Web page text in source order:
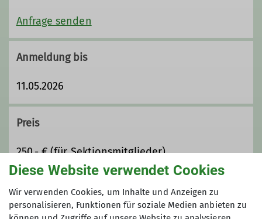
Anfrage senden
Anmeldung bis
11.05.2026
Preis
250,- € (für Sektionsmitglieder)
280,- € (für sektionsfremde Teilnehmer)
Maximale Teilnehmeranzahl
Diese Website verwendet Cookies
Wir verwenden Cookies, um Inhalte und Anzeigen zu
personalisieren, Funktionen für soziale Medien anbieten zu